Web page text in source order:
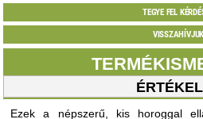
TEGYE FEL
VISSZAHÍVJUK
Ezek a népszerű, kis horoggal